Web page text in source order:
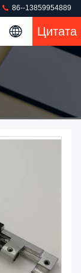
86--13859954889
Цитата